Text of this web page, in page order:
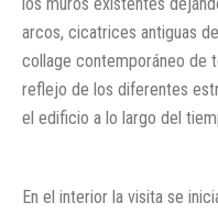
arcos, cicatrices antiguas
collage contemporáneo de
reflejo de los diferentes
el edificio a lo largo del
En el interior la visita se